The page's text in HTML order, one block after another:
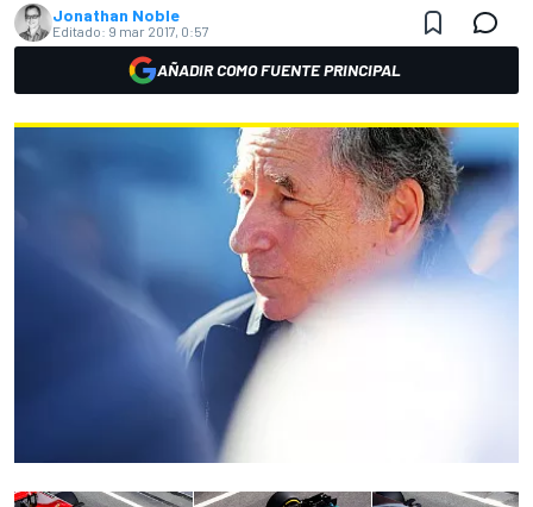
Jonathan Noble
Editado: 9 mar 2017, 0:57
AÑADIR COMO FUENTE PRINCIPAL